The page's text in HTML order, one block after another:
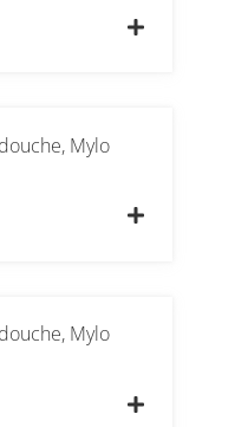
Mylo
Mylo